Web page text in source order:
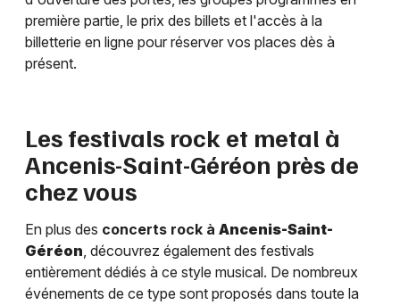
première partie, le prix des billets et l'accès à la
billetterie en ligne pour réserver vos places dès à
présent.
Les festivals rock et metal à
Ancenis-Saint-Géréon près de
chez vous
En plus des concerts rock à Ancenis-Saint-
Géréon, découvrez également des festivals
entièrement dédiés à ce style musical. De nombreux
événements de ce type sont proposés dans toute la